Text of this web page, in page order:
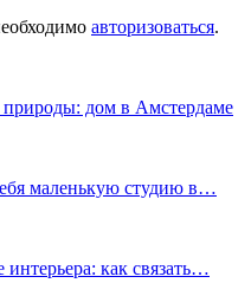
авторизоваться.
дом в Амстердаме
маленькую студию в…
как связать…